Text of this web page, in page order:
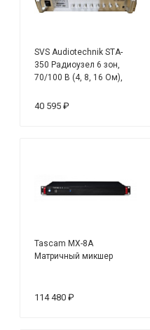
SVS Audiotechnik STA-
350 Радиоузел 6 зон,
70/100 В (4, 8, 16 Ом),
Вт
40 595 ₽
Tascam MX-8A
Матричный микшер
114 480 ₽